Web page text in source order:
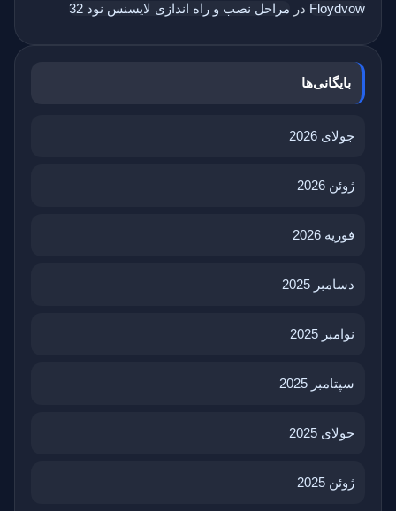
Floydvow در مراحل نصب و راه اندازی لایسنس نود 32
بایگانی‌ها
جولای 2026
ژوئن 2026
فوریه 2026
دسامبر 2025
نوامبر 2025
سپتامبر 2025
جولای 2025
ژوئن 2025